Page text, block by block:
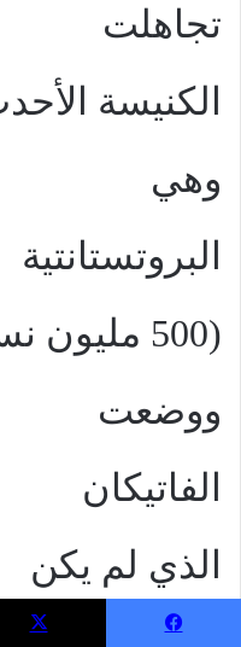
تجاهلت
الكنيسة
وهي
البروتستانتية
(500 مليون نسمة)،
ووضعت
الفاتيكان
الذي لم يكن